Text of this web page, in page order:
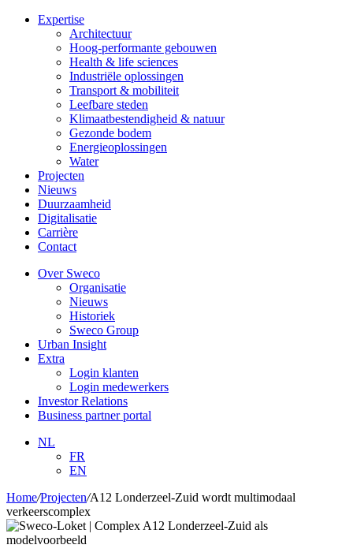
Expertise
Architectuur
Hoog-performante gebouwen
Health & life sciences
Industriële oplossingen
Transport & mobiliteit
Leefbare steden
Klimaatbestendigheid & natuur
Gezonde bodem
Energieoplossingen
Water
Projecten
Nieuws
Duurzaamheid
Digitalisatie
Carrière
Contact
Over Sweco
Organisatie
Nieuws
Historiek
Sweco Group
Urban Insight
Extra
Login klanten
Login medewerkers
Investor Relations
Business partner portal
NL
FR
EN
Home/Projecten/A12 Londerzeel-Zuid wordt multimodaal
verkeerscomplex